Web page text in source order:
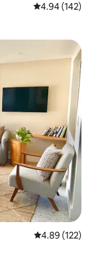
Calificación
4.94 (142)
Calificación
4.89 (122)